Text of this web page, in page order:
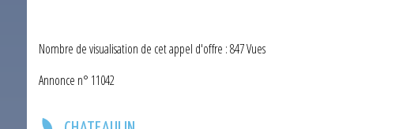
Nombre de visualisation de cet appel d'offre : 847 Vues
Annonce n° 11042